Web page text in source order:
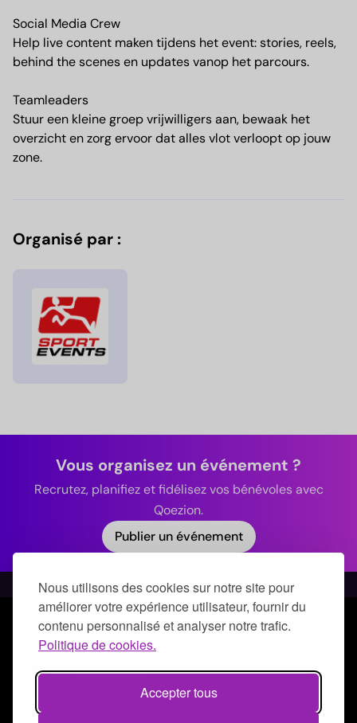
Nous utilisons des cookies sur notre site pour
améliorer votre expérience utilisateur, fournir du
contenu personnalisé et analyser notre trafic.
Politique de cookies.
Accepter tous
Social Media Crew
Help live content maken tijdens het event: stories, reels,
behind the scenes en updates vanop het parcours.
Teamleaders
Stuur een kleine groep vrijwilligers aan, bewaak het
overzicht en zorg ervoor dat alles vlot verloopt op jouw
zone.
Organisé par :
Vous organisez un événement ?
Recrutez, planifiez et fidélisez vos bénévoles avec
Qoezion.
Publier un événement
© Qoezion by Quick-Off
Mentions légales
Politique de confidentialité